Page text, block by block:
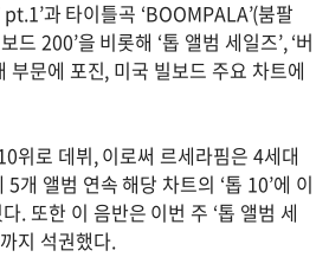
pt.1’과 타이틀곡 ‘BOOMPALA’(붐팔
드 200’을 비롯해 ‘톱 앨범 세일즈’, ‘버
부문에 포진, 미국 빌보드 주요 차트에
위로 데뷔, 이로써 르세라핌은 4세대
개 앨범 연속 해당 차트의 ‘톱 10’에 이
. 또한 이 음반은 이번 주 ‘톱 앨범 세
지 석권했다.